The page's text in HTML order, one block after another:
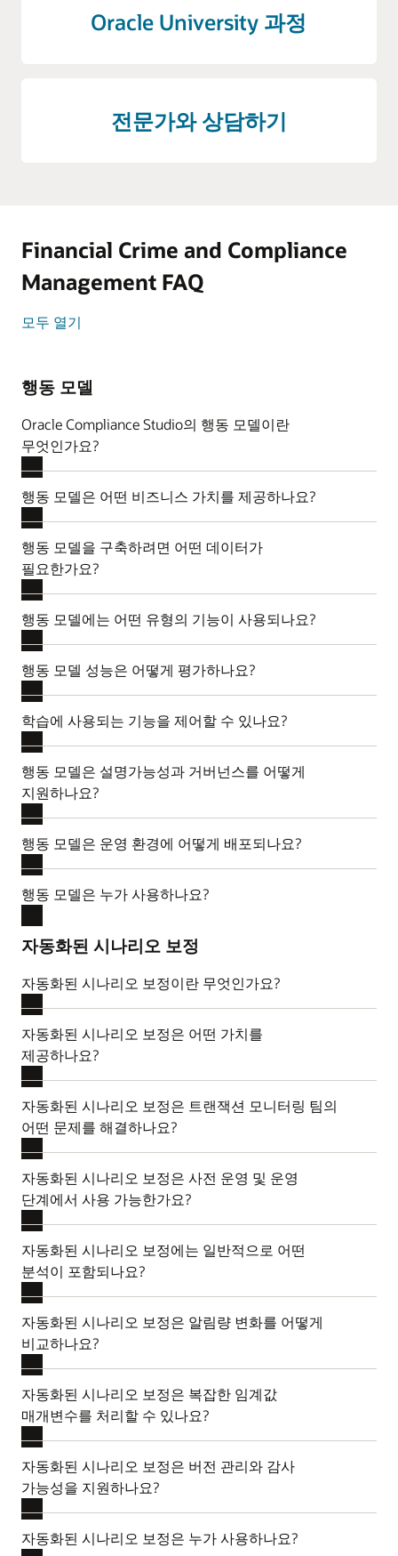
Oracle University 과정
전문가와 상담하기
Financial Crime and Compliance
Management FAQ
모두 열기
행동 모델
Oracle Compliance Studio의 행동 모델이란
무엇인가요?
행동 모델은 어떤 비즈니스 가치를 제공하나요?
행동 모델을 구축하려면 어떤 데이터가
필요한가요?
행동 모델에는 어떤 유형의 기능이 사용되나요?
행동 모델 성능은 어떻게 평가하나요?
학습에 사용되는 기능을 제어할 수 있나요?
행동 모델은 설명가능성과 거버넌스를 어떻게
지원하나요?
행동 모델은 운영 환경에 어떻게 배포되나요?
행동 모델은 누가 사용하나요?
자동화된 시나리오 보정
자동화된 시나리오 보정이란 무엇인가요?
자동화된 시나리오 보정은 어떤 가치를
제공하나요?
자동화된 시나리오 보정은 트랜잭션 모니터링 팀의
어떤 문제를 해결하나요?
자동화된 시나리오 보정은 사전 운영 및 운영
단계에서 사용 가능한가요?
자동화된 시나리오 보정에는 일반적으로 어떤
분석이 포함되나요?
자동화된 시나리오 보정은 알림량 변화를 어떻게
비교하나요?
자동화된 시나리오 보정은 복잡한 임계값
매개변수를 처리할 수 있나요?
자동화된 시나리오 보정은 버전 관리와 감사
가능성을 지원하나요?
자동화된 시나리오 보정은 누가 사용하나요?